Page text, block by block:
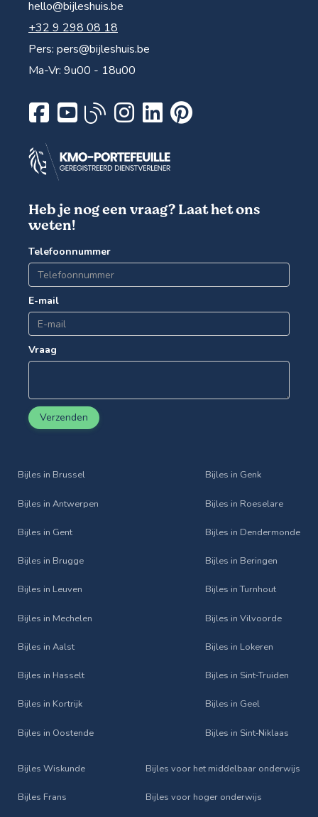
hello@bijleshuis.be
+32 9 298 08 18
Pers: pers@bijleshuis.be
Ma-Vr: 9u00 - 18u00
Heb je nog een vraag? Laat het ons
weten!
Telefoonnummer
E-mail
Vraag
Verzenden
Bijles in Brussel
Bijles in Antwerpen
Bijles in Gent
Bijles in Brugge
Bijles in Leuven
Bijles in Mechelen
Bijles in Aalst
Bijles in Hasselt
Bijles in Kortrijk
Bijles in Oostende
Bijles in Genk
Bijles in Roeselare
Bijles in Dendermonde
Bijles in Beringen
Bijles in Turnhout
Bijles in Vilvoorde
Bijles in Lokeren
Bijles in Sint‑Truiden
Bijles in Geel
Bijles in Sint‑Niklaas
Bijles Wiskunde
Bijles Frans
Bijles voor het middelbaar onderwijs
Bijles voor hoger onderwijs